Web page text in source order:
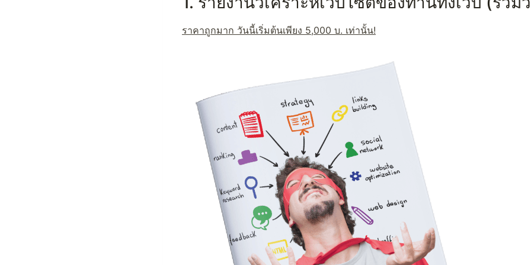
ราคาถูกมาก วันนี้เริ่มต้นเพียง 5,000 บ. เท่านั้น!